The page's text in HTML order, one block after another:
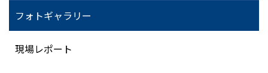
フォトギャラリー
現場レポート